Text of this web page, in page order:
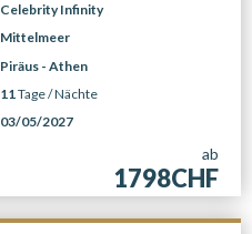
Celebrity Infinity
Mittelmeer
Piräus - Athen
11 Tage /Nächte
03/05/2027
ab
1798CHF